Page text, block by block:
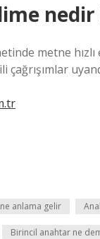
nedir
metne
çağrışımlar
anlama gelir
Birincil anahtar ne